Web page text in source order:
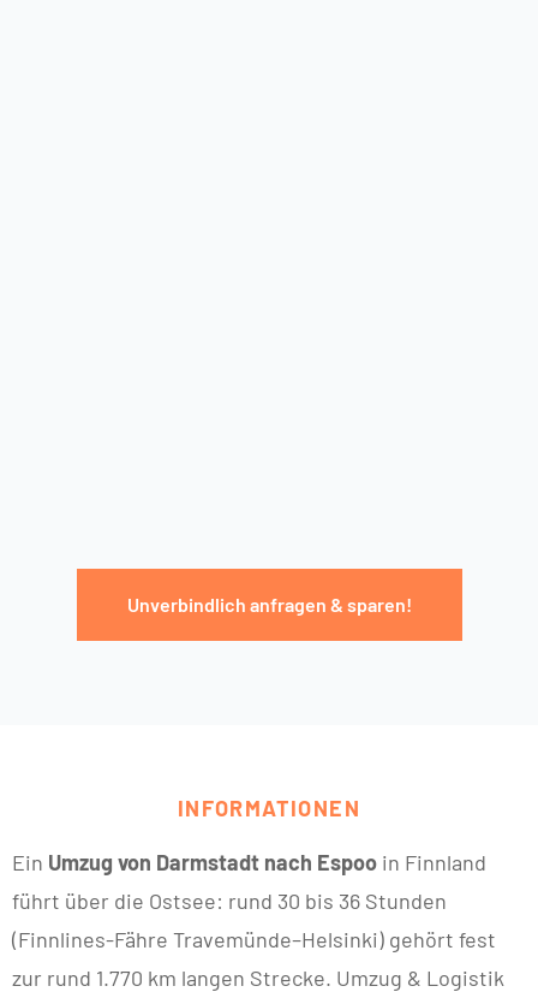
Unverbindlich anfragen & sparen!
INFORMATIONEN
Ein Umzug von Darmstadt nach Espoo in Finnland
führt über die Ostsee: rund 30 bis 36 Stunden
(Finnlines-Fähre Travemünde–Helsinki) gehört fest
zur rund 1.770 km langen Strecke. Umzug & Logistik